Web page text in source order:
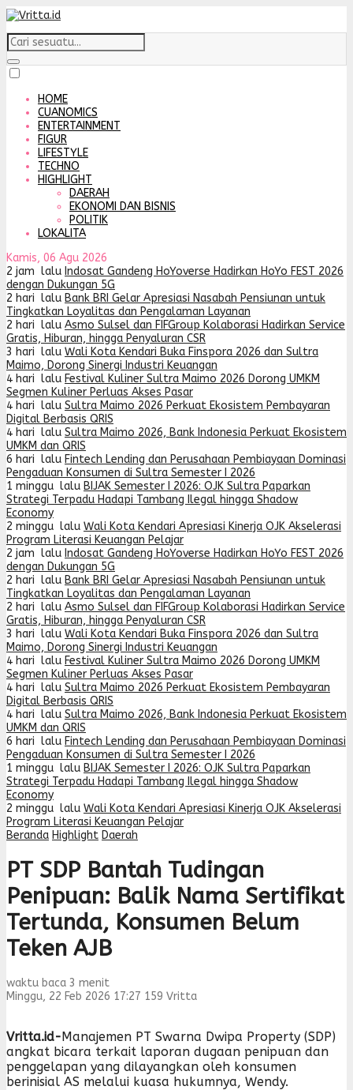
HOME
CUANOMICS
ENTERTAINMENT
FIGUR
LIFESTYLE
TECHNO
HIGHLIGHT
DAERAH
EKONOMI DAN BISNIS
POLITIK
LOKALITA
Kamis, 06 Agu 2026
2 jam lalu Indosat Gandeng HoYoverse Hadirkan HoYo FEST 2026
dengan Dukungan 5G
2 hari lalu Bank BRI Gelar Apresiasi Nasabah Pensiunan untuk
Tingkatkan Loyalitas dan Pengalaman Layanan
2 hari lalu Asmo Sulsel dan FIFGroup Kolaborasi Hadirkan Service
Gratis, Hiburan, hingga Penyaluran CSR
3 hari lalu Wali Kota Kendari Buka Finspora 2026 dan Sultra
Maimo, Dorong Sinergi Industri Keuangan
4 hari lalu Festival Kuliner Sultra Maimo 2026 Dorong UMKM
Segmen Kuliner Perluas Akses Pasar
4 hari lalu Sultra Maimo 2026 Perkuat Ekosistem Pembayaran
Digital Berbasis QRIS
4 hari lalu Sultra Maimo 2026, Bank Indonesia Perkuat Ekosistem
UMKM dan QRIS
6 hari lalu Fintech Lending dan Perusahaan Pembiayaan Dominasi
Pengaduan Konsumen di Sultra Semester I 2026
1 minggu lalu BIJAK Semester I 2026: OJK Sultra Paparkan
Strategi Terpadu Hadapi Tambang Ilegal hingga Shadow
Economy
2 minggu lalu Wali Kota Kendari Apresiasi Kinerja OJK Akselerasi
Program Literasi Keuangan Pelajar
2 jam lalu Indosat Gandeng HoYoverse Hadirkan HoYo FEST 2026
dengan Dukungan 5G
2 hari lalu Bank BRI Gelar Apresiasi Nasabah Pensiunan untuk
Tingkatkan Loyalitas dan Pengalaman Layanan
2 hari lalu Asmo Sulsel dan FIFGroup Kolaborasi Hadirkan Service
Gratis, Hiburan, hingga Penyaluran CSR
3 hari lalu Wali Kota Kendari Buka Finspora 2026 dan Sultra
Maimo, Dorong Sinergi Industri Keuangan
4 hari lalu Festival Kuliner Sultra Maimo 2026 Dorong UMKM
Segmen Kuliner Perluas Akses Pasar
4 hari lalu Sultra Maimo 2026 Perkuat Ekosistem Pembayaran
Digital Berbasis QRIS
4 hari lalu Sultra Maimo 2026, Bank Indonesia Perkuat Ekosistem
UMKM dan QRIS
6 hari lalu Fintech Lending dan Perusahaan Pembiayaan Dominasi
Pengaduan Konsumen di Sultra Semester I 2026
1 minggu lalu BIJAK Semester I 2026: OJK Sultra Paparkan
Strategi Terpadu Hadapi Tambang Ilegal hingga Shadow
Economy
2 minggu lalu Wali Kota Kendari Apresiasi Kinerja OJK Akselerasi
Program Literasi Keuangan Pelajar
Beranda Highlight Daerah
PT SDP Bantah Tudingan
Penipuan: Balik Nama Sertifikat
Tertunda, Konsumen Belum
Teken AJB
waktu baca 3 menit
Minggu, 22 Feb 2026 17:27 159 Vritta
Vritta.id-Manajemen PT Swarna Dwipa Property (SDP)
angkat bicara terkait laporan dugaan penipuan dan
penggelapan yang dilayangkan oleh konsumen
berinisial AS melalui kuasa hukumnya, Wendy.